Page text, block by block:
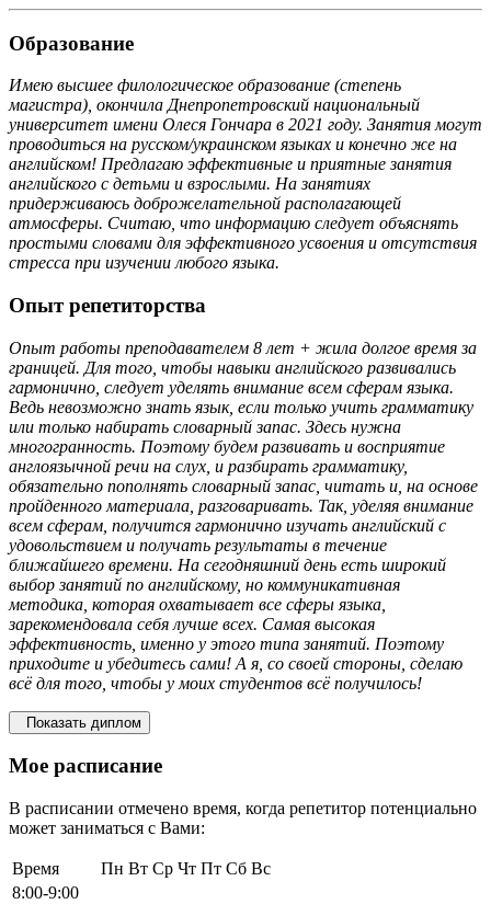
Образование
Имею высшее филологическое образование (степень
магистра), окончила Днепропетровский национальный
университет имени Олеся Гончара в 2021 году. Занятия могут
проводиться на русском/украинском языках и конечно же на
английском! Предлагаю эффективные и приятные занятия
английского с детьми и взрослыми. На занятиях
придерживаюсь доброжелательной располагающей
атмосферы. Считаю, что информацию следует объяснять
простыми словами для эффективного усвоения и отсутствия
стресса при изучении любого языка.
Опыт репетиторства
Опыт работы преподавателем 8 лет + жила долгое время за
границей. Для того, чтобы навыки английского развивались
гармонично, следует уделять внимание всем сферам языка.
Ведь невозможно знать язык, если только учить грамматику
или только набирать словарный запас. Здесь нужна
многогранность. Поэтому будем развивать и восприятие
англоязычной речи на слух, и разбирать грамматику,
обязательно пополнять словарный запас, читать и, на основе
пройденного материала, разговаривать. Так, уделяя внимание
всем сферам, получится гармонично изучать английский с
удовольствием и получать результаты в течение
ближайшего времени. На сегодняшний день есть широкий
выбор занятий по английскому, но коммуникативная
методика, которая охватывает все сферы языка,
зарекомендовала себя лучше всех. Самая высокая
эффективность, именно у этого типа занятий. Поэтому
приходите и убедитесь сами! А я, со своей стороны, сделаю
всё для того, чтобы у моих студентов всё получилось!
Показать диплом
Мое расписание
В расписании отмечено время, когда репетитор потенциально
может заниматься с Вами:
Время Пн Вт Ср Чт Пт Сб Вс
8:00-9:00